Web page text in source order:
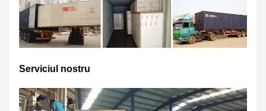
Serviciul nostru